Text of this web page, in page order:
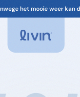
het mooie weer kan